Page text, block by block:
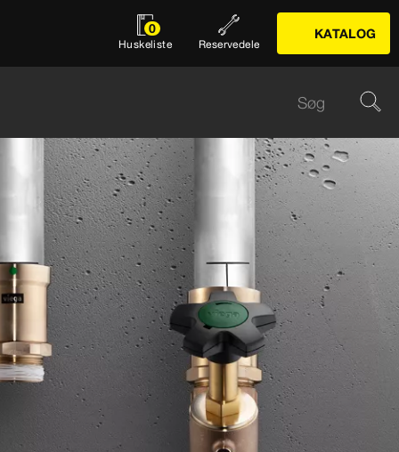
0
Huskeliste Reservedele
KATALOG